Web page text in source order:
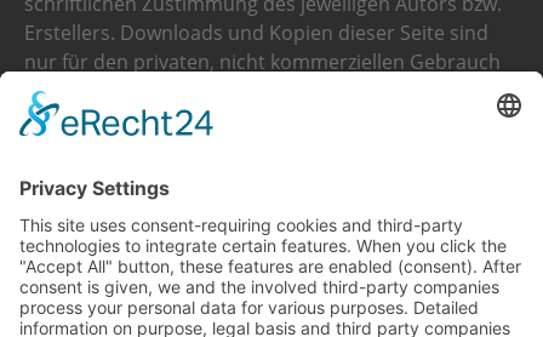
Erstellers. Downloads und Kopien dieser Seite sind
nur für den privaten, nicht kommerziellen Gebrauch
gestattet.
Soweit die Inhalte auf dieser Seite nicht vom Betreiber
beachtet. Insbesondere werden Inhalte Dritter als
solche gekennzeichnet. Sollten Sie trotzdem auf eine
Urheberrechtsverletzung aufmerksam werden, bitten
wir um einen entsprechenden Hinweis. Bei
Bekanntwerden von Rechtsverletzungen werden wir